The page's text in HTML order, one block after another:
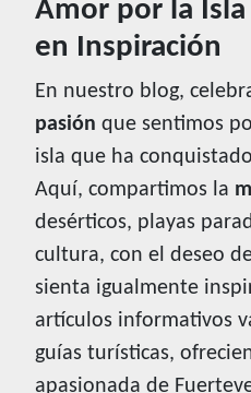
Amor por la
en Inspiración
En nuestro blog,
pasión que sentimos
isla que ha
Aquí, compartimos la
desérticos, playas
cultura, con el deseo
sienta igualmente
artículos informativos
guías turísticas,
apasionada de